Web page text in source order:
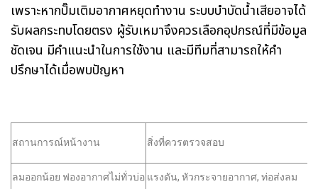
เพราะหากปั๊มเติมอากาศหยุดทำงาน ระบบบำบัดน้ำเสียอาจได้
รับผลกระทบโดยตรง ผู้รับเหมาจึงควรเลือกอุปกรณ์ที่มีข้อมูล
ชัดเจน มีคำแนะนำในการใช้งาน และมีทีมที่สามารถให้คำ
ปรึกษาได้เมื่อพบปัญหา
สถานการณ์หน้างาน สิ่งที่ควรตรวจสอบ
ลมออกน้อย ฟองอากาศไม่ทั่วบ่อ แรงดัน, หัวกระจายอากาศ, ท่อส่งลม